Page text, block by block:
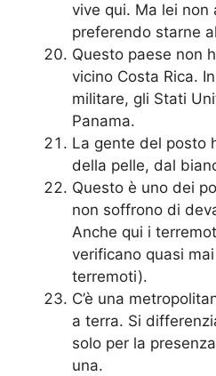
vive qui. Ma lei non
preferendo starne
Questo paese non
vicino Costa Rica.
militare, gli Stati
Panama.
La gente del posto
della pelle, dal
Questo è uno dei
non soffrono di
Anche qui i
verificano quasi
terremoti).
C’è una
a terra. Si
solo per la
una.